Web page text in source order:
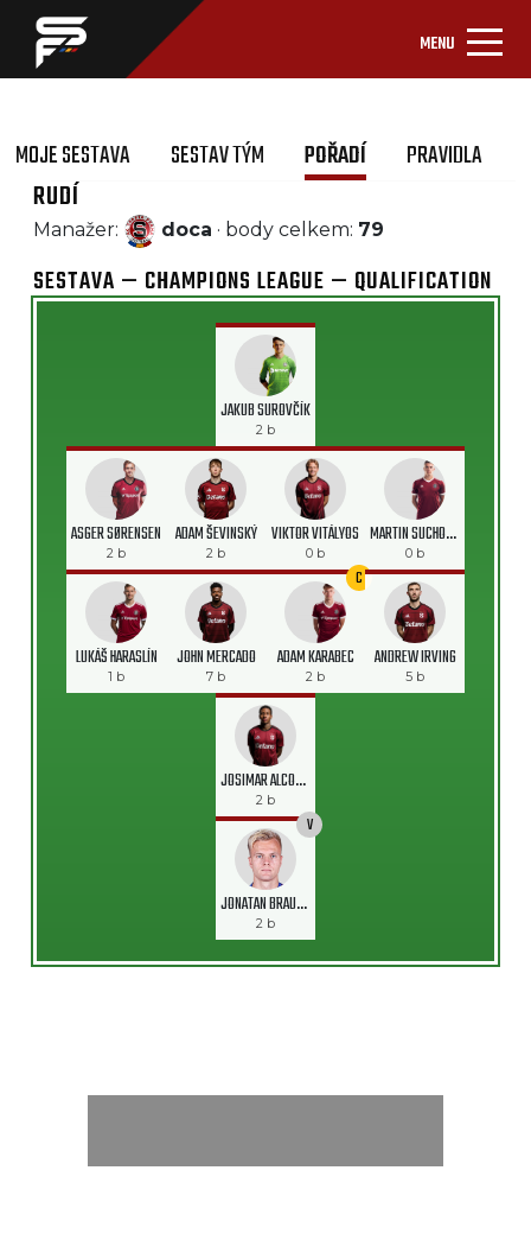
MENU
MOJE SESTAVA SESTAV TÝM POŘADÍ PRAVIDLA
RUDÍ
Manažer: doca · body celkem: 79
SESTAVA — CHAMPIONS LEAGUE — QUALIFICATION
JAKUB SUROVČÍK
2 b
ASGER SØRENSEN
2 b
ADAM ŠEVINSKÝ
2 b
VIKTOR VITÁLYOS
0 b
MARTIN SUCHOMEL
0 b
LUKÁŠ HARASLÍN
1 b
JOHN MERCADO
7 b
C
ADAM KARABEC
2 b
ANDREW IRVING
5 b
JOSIMAR ALCOCER
2 b
V
JONATAN BRAUT BRUNES
2 b